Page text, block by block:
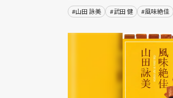
#山田 詠美 #武田 健 #風味絶佳